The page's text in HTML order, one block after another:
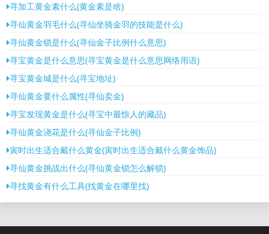
寻加工黄金素什么(黄金素是啥)
寻仙黄金羽毛什么(寻仙坐骑金羽的技能是什么)
寻仙黄金锁是什么(寻仙金子比例什么意思)
寻宝黄金是什么意思(寻宝黄金是什么意思网络用语)
寻宝黄金城是什么(寻宝地址)
寻仙黄金要什么属性(寻仙卖金)
寻宝发现黄金是什么(寻宝中最惊人的藏品)
寻仙黄金浇花是什么(寻仙金子比例)
寅时出生适合戴什么黄金(寅时出生适合戴什么黄金饰品)
寻仙黄金挑战出什么(寻仙黄金锁怎么解锁)
寻找黄金有什么工具(找黄金在哪里找)